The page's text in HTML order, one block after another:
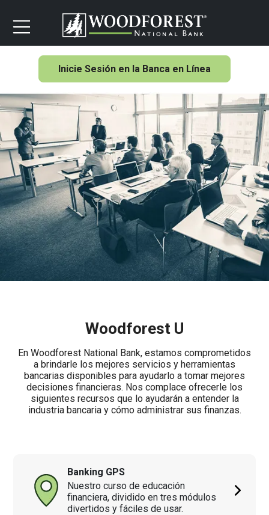
Inicie Sesión en la Banca en Línea
Woodforest U
En Woodforest National Bank, estamos comprometidos
a brindarle los mejores servicios y herramientas
bancarias disponibles para ayudarlo a tomar mejores
decisiones financieras. Nos complace ofrecerle los
siguientes recursos que lo ayudarán a entender la
industria bancaria y cómo administrar sus finanzas.
Banking GPS
Nuestro curso de educación
financiera, dividido en tres módulos
divertidos y fáciles de usar.